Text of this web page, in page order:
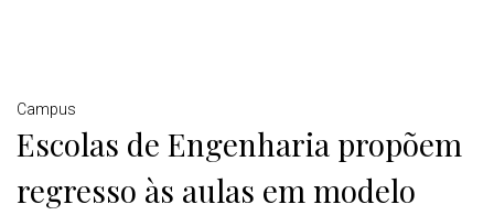
Detalhes
Campus
Escolas de Engenharia propõem
regresso às aulas em modelo